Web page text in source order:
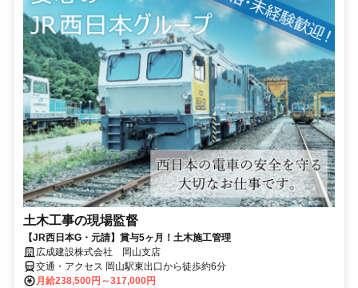
土木工事の現場監督
【JR西日本G・元請】賞与5ヶ月！土木施工管理
広成建設株式会社 岡山支店
交通・アクセス 岡山駅東出口から徒歩約6分
月給238,500円～317,000円